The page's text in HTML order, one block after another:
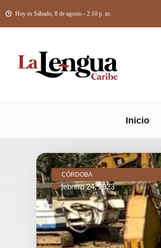
Hoy es Sábado, 8 de agosto - 2:10 p. m.
Inicio
CÓRDOBA
febrero 24, 2023